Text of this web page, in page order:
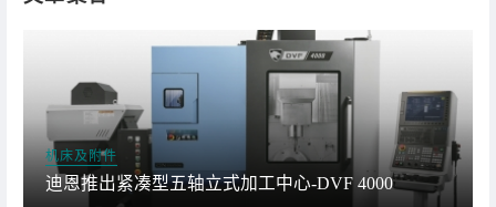
机床及附件
迪恩推出紧凑型五轴立式加工中心-DVF 4000